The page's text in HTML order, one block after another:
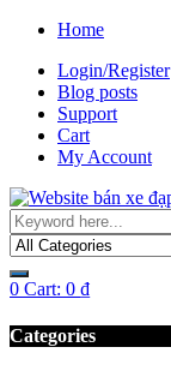
Home
Login/Register
Blog posts
Support
Cart
My Account
0 Cart: 0 ₫
Categories